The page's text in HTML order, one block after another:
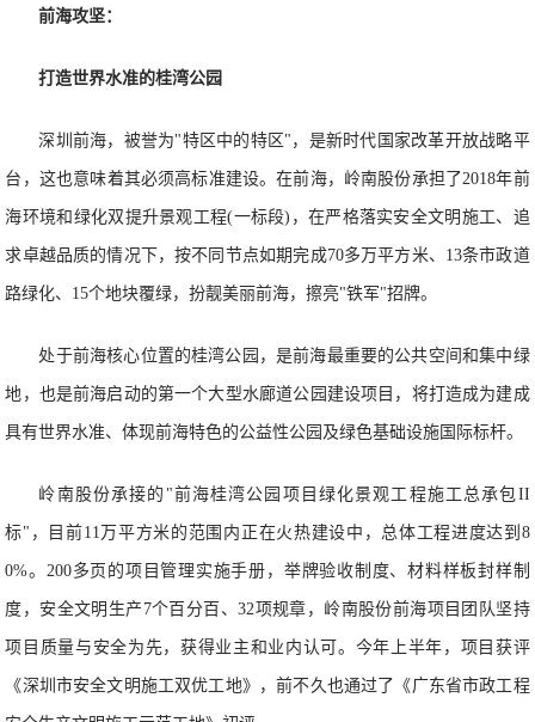
前海攻坚：
打造世界水准的桂湾公园
深圳前海，被誉为"特区中的特区"，是新时代国家改革开放战略平
台，这也意味着其必须高标准建设。在前海，岭南股份承担了2018年前
海环境和绿化双提升景观工程(一标段)，在严格落实安全文明施工、追
求卓越品质的情况下，按不同节点如期完成70多万平方米、13条市政道
路绿化、15个地块覆绿，扮靓美丽前海，擦亮"铁军"招牌。
处于前海核心位置的桂湾公园，是前海最重要的公共空间和集中绿
地，也是前海启动的第一个大型水廊道公园建设项目，将打造成为建成
具有世界水准、体现前海特色的公益性公园及绿色基础设施国际标杆。
岭南股份承接的"前海桂湾公园项目绿化景观工程施工总承包II
标"，目前11万平方米的范围内正在火热建设中，总体工程进度达到8
0%。200多页的项目管理实施手册，举牌验收制度、材料样板封样制
度，安全文明生产7个百分百、32项规章，岭南股份前海项目团队坚持
项目质量与安全为先，获得业主和业内认可。今年上半年，项目获评
《深圳市安全文明施工双优工地》，前不久也通过了《广东省市政工程